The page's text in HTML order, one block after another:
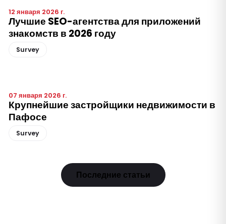
12 января 2026 г.
Лучшие SEO-агентства для приложений
знакомств в 2026 году
Survey
07 января 2026 г.
Крупнейшие застройщики недвижимости в
Пафосе
Survey
Последние статьи